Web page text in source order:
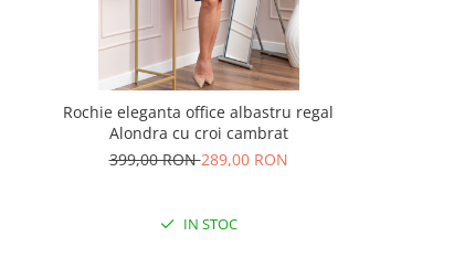
Rochie eleganta office albastru regal
Alondra cu croi cambrat
399,00 RON289,00 RON
IN STOC